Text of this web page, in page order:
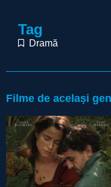
Tag
Dramă
Filme de același gen